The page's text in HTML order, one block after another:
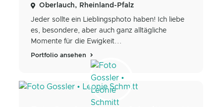
Oberlauch, Rheinland-Pfalz
Jeder sollte ein Lieblingsphoto haben! Ich liebe
es, besondere, aber auch ganz alltägliche
Momente für die Ewigkeit...
Portfolio ansehen